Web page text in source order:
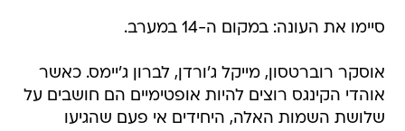
אוסקר רוברטסון, מייקל ג'ורדן, לברון ג'יימס. כאשר
שלושת השמות האלה, היחידים אי פעם שהגיעו
בעונת הרוקי לפחות ל-20 נקודות, 5 ריבאונדים ו-5
אסיסטים. היחידים, עד טייריק אוונס. הרוקי המצוין של